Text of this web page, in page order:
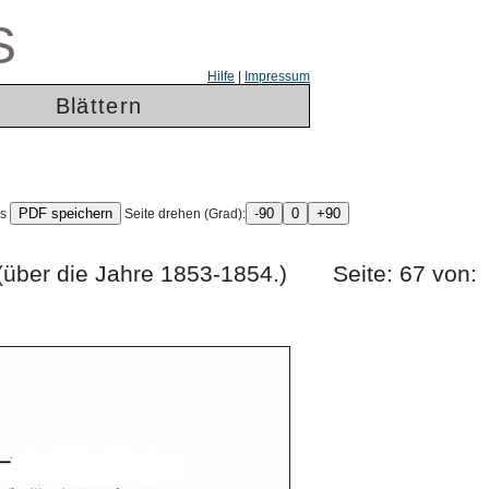
Hilfe Impressum
Blättern
Seite drehen (Grad):
(über die Jahre 1853-1854.) Seite: 67 von: